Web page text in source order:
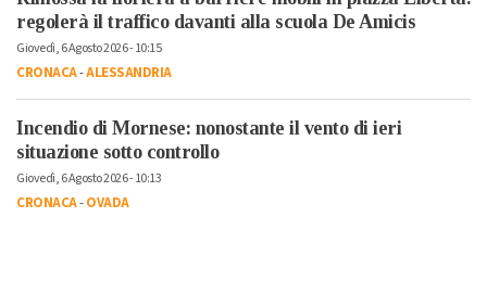
regolerà il traffico davanti alla scuola De Amicis
Giovedì, 6 Agosto 2026 - 10:15
CRONACA-ALESSANDRIA
Incendio di Mornese: nonostante il vento di ieri
situazione sotto controllo
Giovedì, 6 Agosto 2026 - 10:13
CRONACA-OVADA